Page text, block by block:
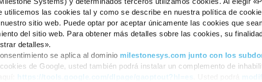
utilicemos las cookies tal y como se describe en nuestra política de
sitio web. Puede optar por aceptar únicamente las cookies que
del sitio web. Para obtener más detalles sobre las cookies, su
detalles».
se aplica al dominio milestonesys.com junto con los
de Google, usted también podrá instalar un complemento de
https://tools.google.com/dlpage/gaoptout?hl=es
And it comes into effect October 2024. But double and triple-
isn’t specific to Europe. It’s relevant to all organizations that
most of the work that goes into securing the setup happens
software (VMS).
VER
set-up – "Base" Level Comercial, Técnico Inglés